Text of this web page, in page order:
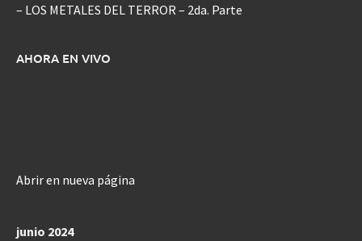
– LOS METALES DEL TERROR – 2da. Parte
AHORA EN VIVO
Abrir en nueva página
junio 2024